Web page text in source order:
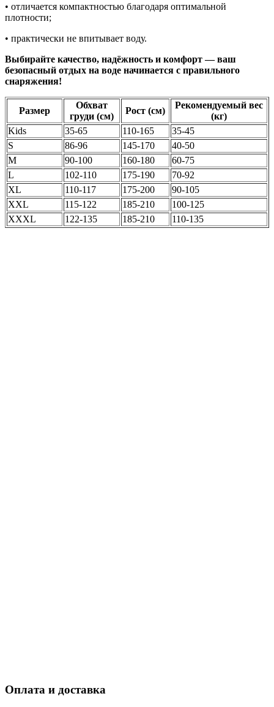
• отличается компактностью благодаря оптимальной
плотности;
• практически не впитывает воду.
Выбирайте качество, надёжность и комфорт — ваш
безопасный отдых на воде начинается с правильного
снаряжения!
Размер
Обхват
груди (см)
Рост (см)
Рекомендуемый вес
(кг)
Kids
35-65 110-165
35-45
S
86-96 145-170
40-50
M
90-100 160-180
60-75
L
102-110 175-190
70-92
XL
110-117 175-200
90-105
XXL
115-122 185-210
100-125
XXXL
122-135 185-210 110-135
Оплата и доставка